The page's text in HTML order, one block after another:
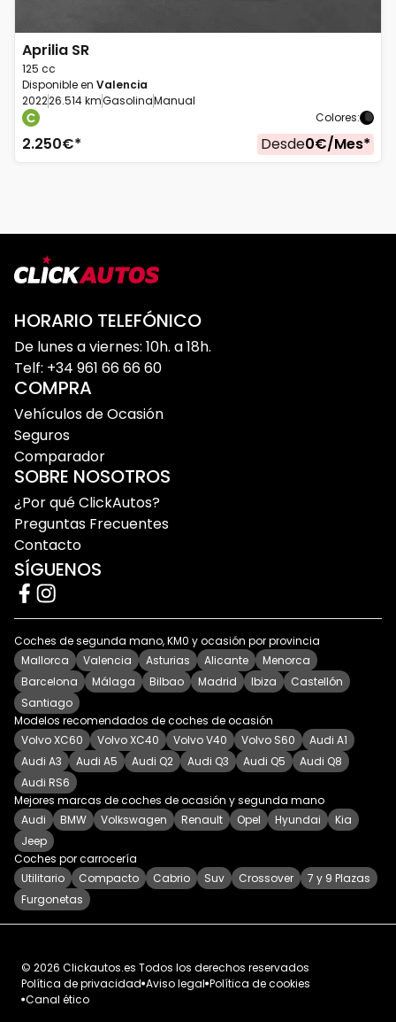
Aprilia SR
125 cc
Disponible en Valencia
202226.514 kmGasolinaManual
Colores:
2.250€* Desde0€/Mes*
HORARIO TELEFÓNICO
De lunes a viernes: 10h. a 18h.
Telf: +34 961 66 66 60
COMPRA
Vehículos de Ocasión
Seguros
Comparador
SOBRE NOSOTROS
¿Por qué ClickAutos?
Preguntas Frecuentes
Contacto
SÍGUENOS
Coches de segunda mano, KM0 y ocasión por provincia
Mallorca
Valencia Asturias Alicante
Menorca
Barcelona
Málaga Bilbao Madrid Ibiza
Castellón
Santiago
Modelos recomendados de coches de ocasión
Volvo XC60
Volvo XC40 Volvo V40 Volvo S60
Audi A1
Audi A3
Audi A5 Audi Q2 Audi Q3 Audi Q5
Audi Q8
Audi RS6
Mejores marcas de coches de ocasión y segunda mano
Audi
BMW Volkswagen Renault Opel Hyundai
Kia
Jeep
Coches por carrocería
Utilitario
Compacto Cabrio Suv Crossover
7 y 9 Plazas
Furgonetas
© 2026 Clickautos.es Todos los derechos reservados
Política de privacidad Aviso legal Política de cookies
Canal ético